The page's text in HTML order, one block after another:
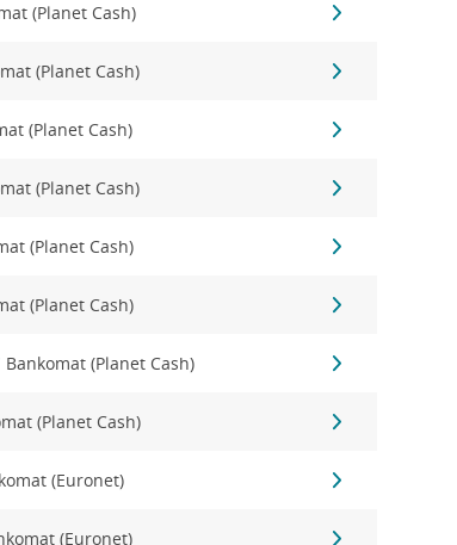
(Planet Cash)
(Planet Cash)
(Planet Cash)
(Planet Cash)
(Planet Cash)
(Planet Cash)
Bankomat (Planet Cash)
(Planet Cash)
(Euronet)
(Euronet)